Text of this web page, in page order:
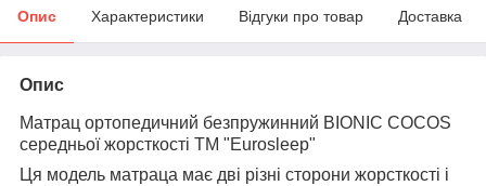
Опис Характеристики Відгуки про товар Доставка
Опис
Матрац ортопедичний безпружинний BIONIC COCOS
середньої жорсткості ТМ "Eurosleep"
Ця модель матраца має дві різні сторони жорсткості і